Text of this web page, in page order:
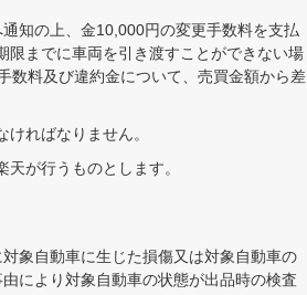
知の上、金10,000円の変更手数料を支払
限までに車両を引き渡すことができない場
数料及び違約金について、売買金額から差
ればなりません。
が行うものとします。
象自動車に生じた損傷又は対象自動車の
により対象自動車の状態が出品時の検査